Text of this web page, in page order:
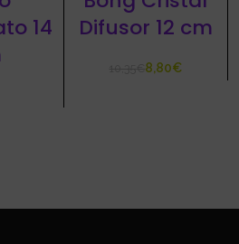
14
Difusor 12 cm
8,80€